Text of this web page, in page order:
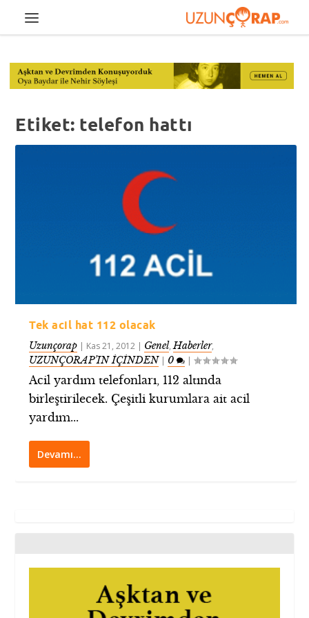
Etiket: telefon hattı
Tek acil hat 112 olacak
Uzunçorap | Kas 21, 2012 | Genel,Haberler,
UZUNÇORAP’IN İÇİNDEN| 0 |
Acil yardım telefonları, 112 altında
birleştirilecek. Çeşitli kurumlara ait acil
yardım...
Devamı…